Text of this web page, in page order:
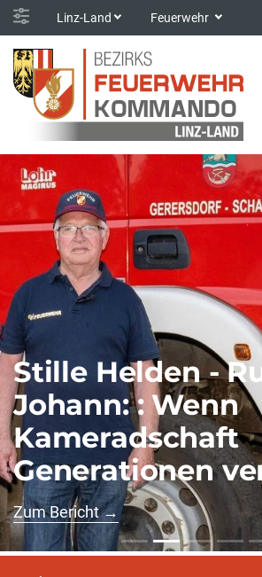
Linz-Land Feuerwehr
Stille Helden -
Johann: : Wenn
Kameradschaft
Generationen
Zum Bericht →